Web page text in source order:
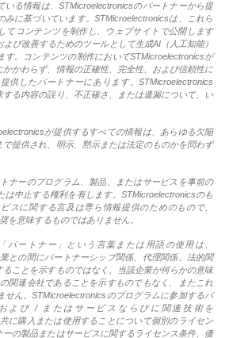
いる情報は、STMicroelectronicsのパートナーから提
みに基づいています。STMicroelectronicsは、これら
てコンテンツを制作し、ウェブサイトで公開します
び改善するためのツールとして生成AI（人工知能）
す。コンテンツの制作においてSTMicroelectronicsが
かかわらず、情報の正確性、完全性、および信頼性に
供したパートナーにあります。STMicroelectronics
する内容の誤り、不正確さ、または遺漏について、い
が提供するすべての情報は、あらゆる欠陥
で提供され、明示、黙示または法定のものかを問わず
ナーのプログラム、製品、またはサービスを事前の
は中止する権利を有します。STMicroelectronicsのも
スに関する言及は専ら情報提供のためのもので、
を意味するものではありません。
パートナー」という言葉または用語の使用は、
との間にパートナーシップ関係、代理関係、法的関
ることを示すものではなく、当該企業が何らかの意味
関連会社であることを示すものでもなく、またこれ
せん。STMicroelectronicsのプログラムに参加するパ
よび / またはサービスならびに関連技術を
に購入または使用することについて個別のライセン
ーの製品またはサービスに関するライセンス条件、価